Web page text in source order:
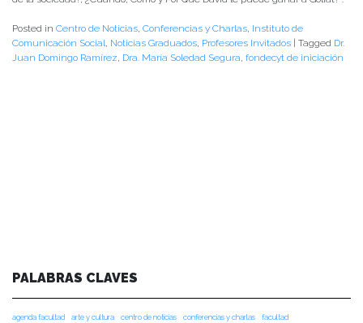
Posted in Centro de Noticias, Conferencias y Charlas, Instituto de
Comunicación Social, Noticias Graduados, Profesores Invitados Tagged Dr.
Juan Domingo Ramírez, Dra. María Soledad Segura, fondecyt de iniciación
PALABRAS CLAVES
agenda facultad arte y cultura centro de noticias conferencias y charlas
facultad